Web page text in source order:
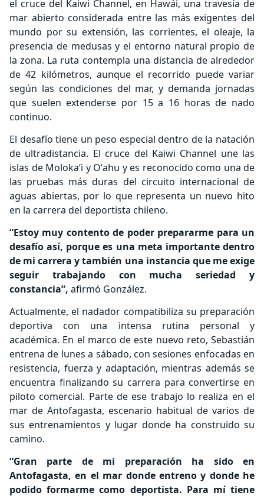
el cruce del Kaiwi Channel, en Hawái, una travesía de
mar abierto considerada entre las más exigentes del
mundo por su extensión, las corrientes, el oleaje, la
presencia de medusas y el entorno natural propio de
la zona. La ruta contempla una distancia de alrededor
de 42 kilómetros, aunque el recorrido puede variar
según las condiciones del mar, y demanda jornadas
que suelen extenderse por 15 a 16 horas de nado
continuo.
El desafío tiene un peso especial dentro de la natación
de ultradistancia. El cruce del Kaiwi Channel une las
islas de Molokaʻi y Oʻahu y es reconocido como una de
las pruebas más duras del circuito internacional de
aguas abiertas, por lo que representa un nuevo hito
en la carrera del deportista chileno.
“Estoy muy contento de poder prepararme para un
desafío así, porque es una meta importante dentro
de mi carrera y también una instancia que me exige
seguir trabajando con mucha seriedad y
constancia”, afirmó González.
Actualmente, el nadador compatibiliza su preparación
deportiva con una intensa rutina personal y
académica. En el marco de este nuevo reto, Sebastián
entrena de lunes a sábado, con sesiones enfocadas en
resistencia, fuerza y adaptación, mientras además se
encuentra finalizando su carrera para convertirse en
piloto comercial. Parte de ese trabajo lo realiza en el
mar de Antofagasta, escenario habitual de varios de
sus entrenamientos y lugar donde ha construido su
camino.
“Gran parte de mi preparación ha sido en
Antofagasta, en el mar donde entreno y donde he
podido formarme como deportista. Para mí tiene